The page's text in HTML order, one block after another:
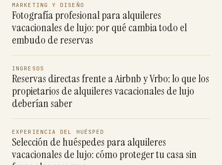
MARKETING Y DISEÑO
Fotografía profesional para alquileres
vacacionales de lujo: por qué cambia todo el
embudo de reservas
INGRESOS
Reservas directas frente a Airbnb y Vrbo: lo que los
propietarios de alquileres vacacionales de lujo
deberían saber
EXPERIENCIA DEL HUÉSPED
Selección de huéspedes para alquileres
vacacionales de lujo: cómo proteger tu casa sin